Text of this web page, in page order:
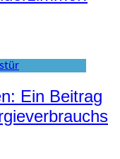
Ein Beitrag